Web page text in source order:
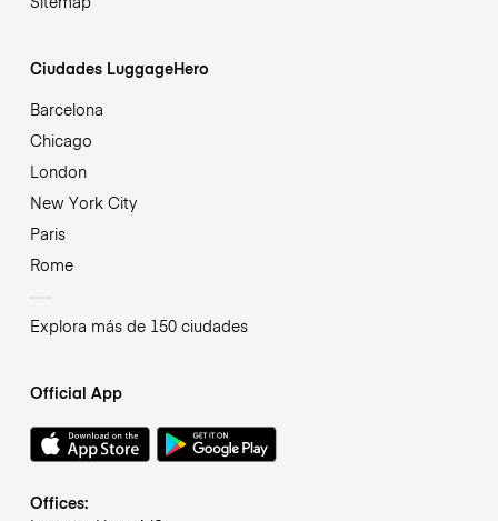
Ciudades LuggageHero
Barcelona
Chicago
London
New York City
Paris
Rome
Explora más de 150 ciudades
Official App
Offices: